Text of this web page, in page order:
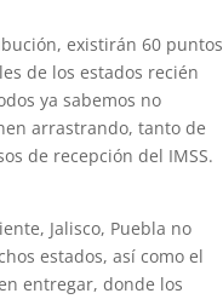
existirán 60 puntos
de los estados recién
ya sabemos no
arrastrando, tanto de
de recepción del IMSS.
Jalisco, Puebla no
estados, así como el
entregar, donde los